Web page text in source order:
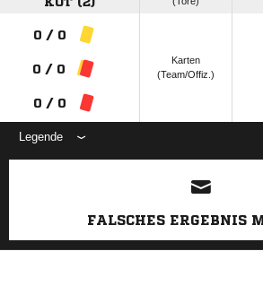
0 / 0
0 / 0
0 / 0
Karten
(Team/Offiz.)
Legende
ANZEIGE
FALSCHES ERGEBNIS